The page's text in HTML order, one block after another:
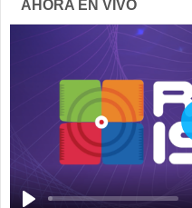
AHORA EN VIVO